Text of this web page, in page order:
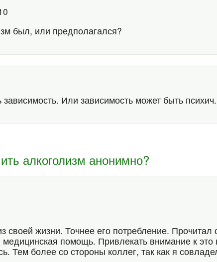
был, или предполагался?
Или зависимость может быть
алкоголизм анонимно?
своей жизни. Точнее его потребление. Прочитал
помощь. Привлекать внимание к это
Тем более со стороны коллег, так как я